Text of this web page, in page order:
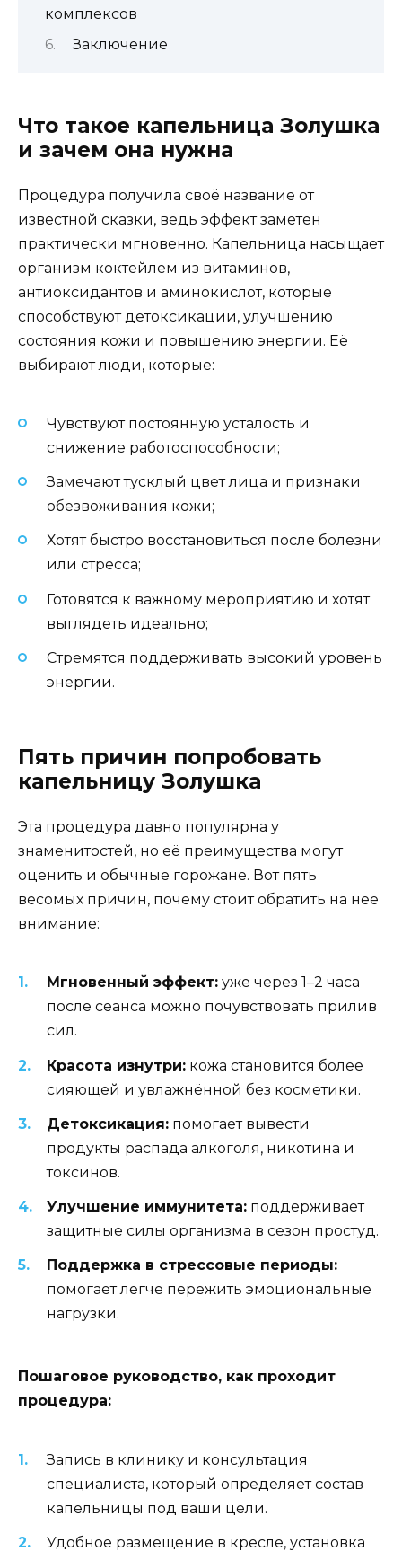
комплексов
Заключение
Что такое капельница Золушка
и зачем она нужна
Процедура получила своё название от
известной сказки, ведь эффект заметен
практически мгновенно. Капельница насыщает
организм коктейлем из витаминов,
антиоксидантов и аминокислот, которые
способствуют детоксикации, улучшению
состояния кожи и повышению энергии. Её
выбирают люди, которые:
Чувствуют постоянную усталость и
снижение работоспособности;
Замечают тусклый цвет лица и признаки
обезвоживания кожи;
Хотят быстро восстановиться после болезни
или стресса;
Готовятся к важному мероприятию и хотят
выглядеть идеально;
Стремятся поддерживать высокий уровень
энергии.
Пять причин попробовать
капельницу Золушка
Эта процедура давно популярна у
знаменитостей, но её преимущества могут
оценить и обычные горожане. Вот пять
весомых причин, почему стоит обратить на неё
внимание:
Мгновенный эффект: уже через 1–2 часа
после сеанса можно почувствовать прилив
сил.
Красота изнутри: кожа становится более
сияющей и увлажнённой без косметики.
Детоксикация: помогает вывести
продукты распада алкоголя, никотина и
токсинов.
Улучшение иммунитета: поддерживает
защитные силы организма в сезон простуд.
Поддержка в стрессовые периоды:
помогает легче пережить эмоциональные
нагрузки.
Пошаговое руководство, как проходит
процедура:
Запись в клинику и консультация
специалиста, который определяет состав
капельницы под ваши цели.
Удобное размещение в кресле, установка